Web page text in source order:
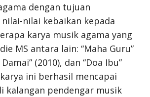
dengan tujuan
nilai kebaikan kepada
karya musik agama yang
MS antara lain: “Maha Guru”
(2010), dan “Doa Ibu”
karya ini berhasil mencapai
kalangan pendengar musik